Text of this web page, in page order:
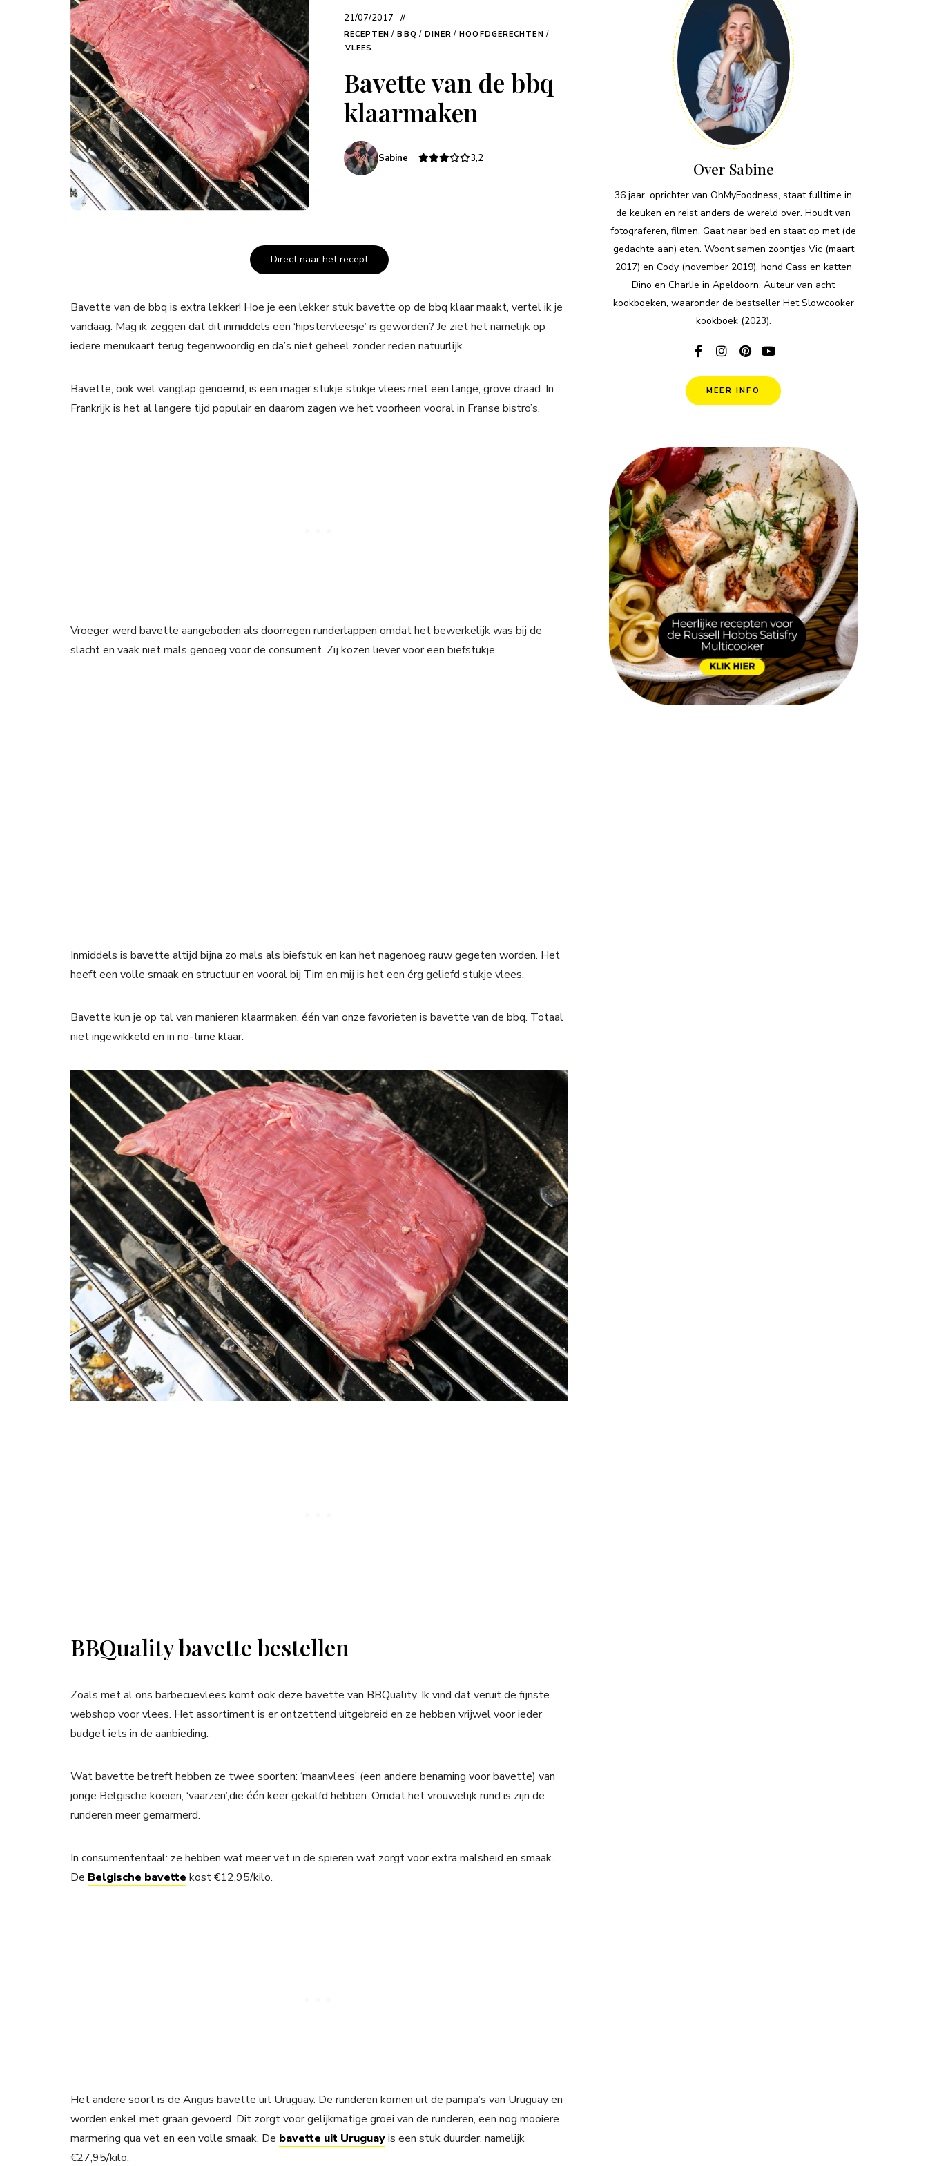
21/07/2017
RECEPTEN / BBQ / DINER / HOOFDGERECHTEN /
VLEES
Bavette van de bbq
klaarmaken
Sabine 3,2
Direct naar het recept
Bavette van de bbq is extra lekker! Hoe je een lekker stuk bavette op de bbq klaar maakt, vertel ik je
vandaag. Mag ik zeggen dat dit inmiddels een ‘hipstervleesje’ is geworden? Je ziet het namelijk op
iedere menukaart terug tegenwoordig en da’s niet geheel zonder reden natuurlijk.
Bavette, ook wel vanglap genoemd, is een mager stukje stukje vlees met een lange, grove draad. In
Frankrijk is het al langere tijd populair en daarom zagen we het voorheen vooral in Franse bistro’s.
Vroeger werd bavette aangeboden als doorregen runderlappen omdat het bewerkelijk was bij de
slacht en vaak niet mals genoeg voor de consument. Zij kozen liever voor een biefstukje.
Inmiddels is bavette altijd bijna zo mals als biefstuk en kan het nagenoeg rauw gegeten worden. Het
heeft een volle smaak en structuur en vooral bij Tim en mij is het een érg geliefd stukje vlees.
Bavette kun je op tal van manieren klaarmaken, één van onze favorieten is bavette van de bbq. Totaal
niet ingewikkeld en in no-time klaar.
BBQuality bavette bestellen
Zoals met al ons barbecuevlees komt ook deze bavette van BBQuality. Ik vind dat veruit de fijnste
webshop voor vlees. Het assortiment is er ontzettend uitgebreid en ze hebben vrijwel voor ieder
budget iets in de aanbieding.
Wat bavette betreft hebben ze twee soorten: ‘maanvlees’ (een andere benaming voor bavette) van
jonge Belgische koeien, ‘vaarzen’,die één keer gekalfd hebben. Omdat het vrouwelijk rund is zijn de
runderen meer gemarmerd.
In consumententaal: ze hebben wat meer vet in de spieren wat zorgt voor extra malsheid en smaak.
De Belgische bavette kost €12,95/kilo.
Het andere soort is de Angus bavette uit Uruguay. De runderen komen uit de pampa’s van Uruguay en
worden enkel met graan gevoerd. Dit zorgt voor gelijkmatige groei van de runderen, een nog mooiere
marmering qua vet en een volle smaak. De bavette uit Uruguayis een stuk duurder, namelijk
€27,95/kilo.
Over Sabine
36 jaar, oprichter van OhMyFoodness, staat fulltime in
de keuken en reist anders de wereld over. Houdt van
fotograferen, filmen. Gaat naar bed en staat op met (de
gedachte aan) eten. Woont samen zoontjes Vic (maart
2017) en Cody (november 2019), hond Cass en katten
Dino en Charlie in Apeldoorn. Auteur van acht
kookboeken, waaronder de bestseller Het Slowcooker
kookboek (2023).
MEER INFO